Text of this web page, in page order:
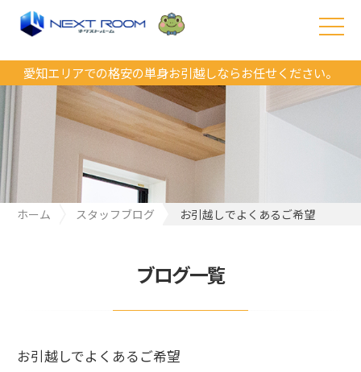
愛知エリアでの格安の単身お引越しならお任せください。
ホーム スタッフブログ お引越しでよくあるご希望
ブログ一覧
お引越しでよくあるご希望